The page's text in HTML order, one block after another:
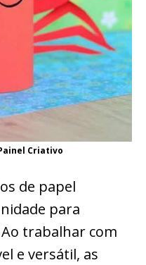
Criativo
de papel
para
trabalhar com
e versátil, as